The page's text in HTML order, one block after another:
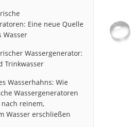
Eine neue Quelle
Wasser
Wassergenerator:
Trinkwasser
Wasserhahns: Wie
Wassergeneratoren
reinem,
Wasser erschließen